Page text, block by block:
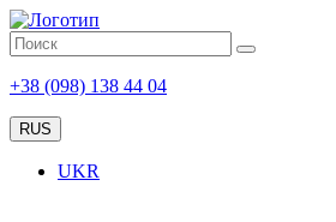
+38 (098) 138 44 04
RUS
UKR